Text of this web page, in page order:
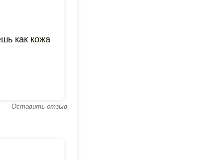
как кожа
Оставить отзыв